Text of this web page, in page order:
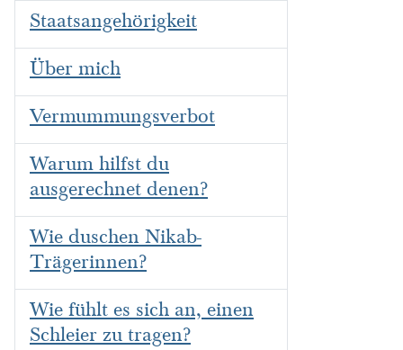
Staatsangehörigkeit
Über mich
Vermummungsverbot
Warum hilfst du
ausgerechnet denen?
Wie duschen Nikab-
Trägerinnen?
Wie fühlt es sich an, einen
Schleier zu tragen?